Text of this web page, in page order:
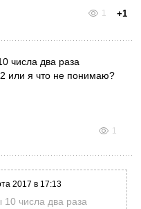
1 +1
числа два раза
или я что не понимаю?
1
2017 в 17:13
10 числа два раза